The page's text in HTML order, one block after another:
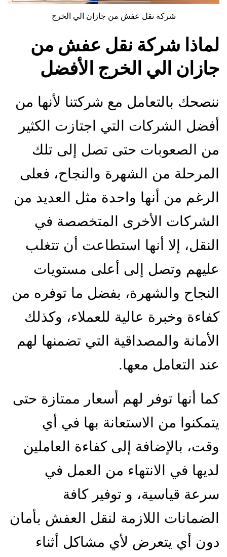
شركة نقل عفش من جازان الي الخرج
لماذا شركة نقل عفش من
جازان الي الخرج الأفضل
ننصحك بالتعامل مع شركتنا لأنها من
أفضل الشركات التي اجتازت الكثير
من الصعوبات حتى تصل إلى تلك
المرحلة من الشهرة والنجاح، فعلى
الرغم من أنها واحدة مثل العديد من
الشركات الأخرى المتخصصة في
النقل، إلا أنها استطاعت أن تتغلب
عليهم وتصل إلى أعلى مستويات
النجاح والشهرة، بفضل ما توفره من
كفاءة وخبرة عالية للعملاء، وكذلك
الأمانة والمصداقية التي تضمنها لهم
عند التعامل معها.
كما أنها توفر لهم أسعار ممتازة حتى
يتمكنوا من الاستعانة بها في أي
وقت، بالإضافة إلى كفاءة العاملين
لديها في الانتهاء من العمل في
سرعة قياسية، و توفير كافة
الضمانات اللازمة لنقل العفش بأمان
دون أي يتعرض لأي مشاكل أثناء